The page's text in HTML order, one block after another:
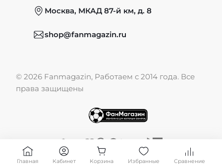
Обмен и возврат
Публичная оферта
Москва, МКАД 87-й км, д. 8
shop@fanmagazin.ru
© 2026 Fanmagazin, Работаем с 2014 года. Все
права защищены
Главная Кабинет Корзина Избранные Сравнение